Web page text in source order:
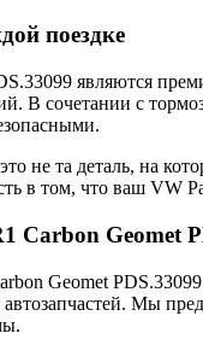
поездке
являются
В сочетании с
не та деталь, на
в том, что ваш VW
Carbon Geomet
Geomet
автозапчастей. Мы